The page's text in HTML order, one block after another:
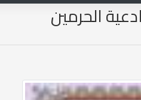
الحرمين